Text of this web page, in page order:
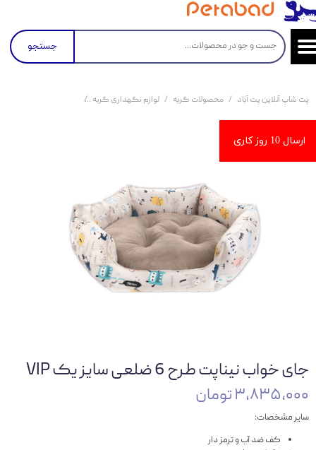
جستجو
پت شاپ آنلاین پت آباد محصولات گربه لوازم نگهداری گربه
جای خواب نیناپت طرح 6 ضلعی سایز یک VIP
۳,۸۳۵,۰۰۰ تومان
سایر مشخصات:
کف ضد آب و ترمز دار